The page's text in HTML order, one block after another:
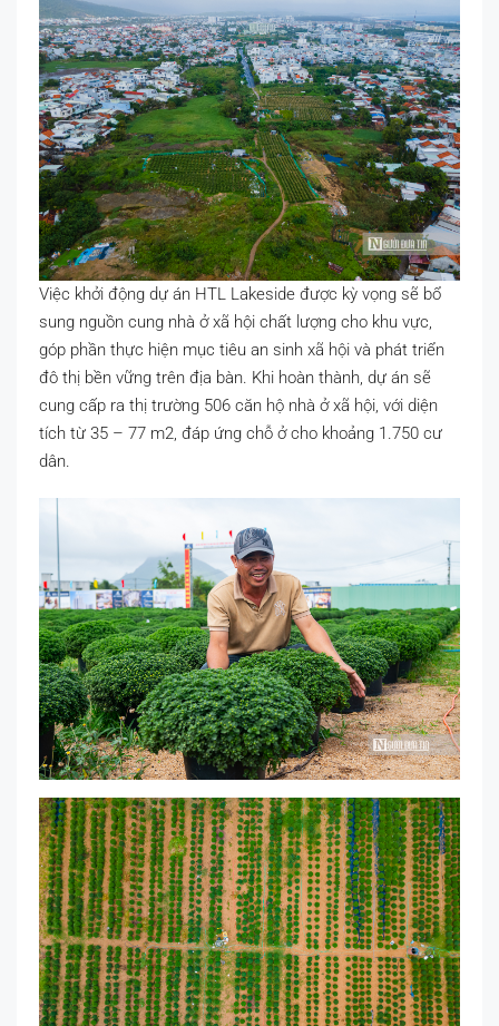
Việc khởi động dự án HTL Lakeside được kỳ vọng sẽ bổ
sung nguồn cung nhà ở xã hội chất lượng cho khu vực,
góp phần thực hiện mục tiêu an sinh xã hội và phát triển
đô thị bền vững trên địa bàn. Khi hoàn thành, dự án sẽ
cung cấp ra thị trường 506 căn hộ nhà ở xã hội, với diện
tích từ 35 – 77 m2, đáp ứng chỗ ở cho khoảng 1.750 cư
dân.